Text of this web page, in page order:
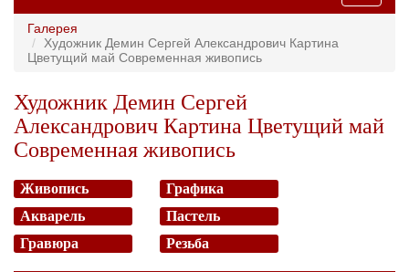
Галерея
Художник Демин Сергей Александрович Картина
Цветущий май Современная живопись
Художник Демин Сергей
Александрович Картина Цветущий май
Современная живопись
Живопись
Графика
Акварель
Пастель
Гравюра
Резьба